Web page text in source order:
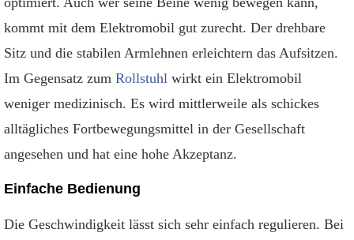
kommt mit dem Elektromobil gut zurecht. Der drehbare
Sitz und die stabilen Armlehnen erleichtern das Aufsitzen.
Im Gegensatz zum Rollstuhl wirkt ein Elektromobil
weniger medizinisch. Es wird mittlerweile als schickes
alltägliches Fortbewegungsmittel in der Gesellschaft
angesehen und hat eine hohe Akzeptanz.
Einfache Bedienung
Die Geschwindigkeit lässt sich sehr einfach regulieren. Bei